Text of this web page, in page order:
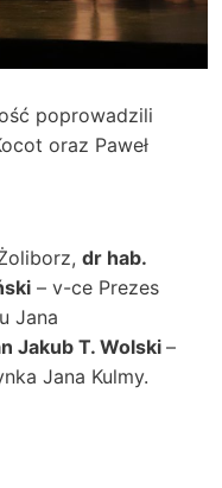
poprowadzili
oraz Paweł
dr hab.
– v-ce Prezes
Jana
Jakub T. Wolski–
Jana Kulmy.